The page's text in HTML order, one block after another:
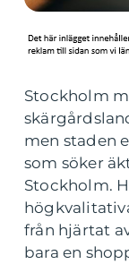
Stockholm
men staden
som söker
Stockholm.
från hjärtat
bara en